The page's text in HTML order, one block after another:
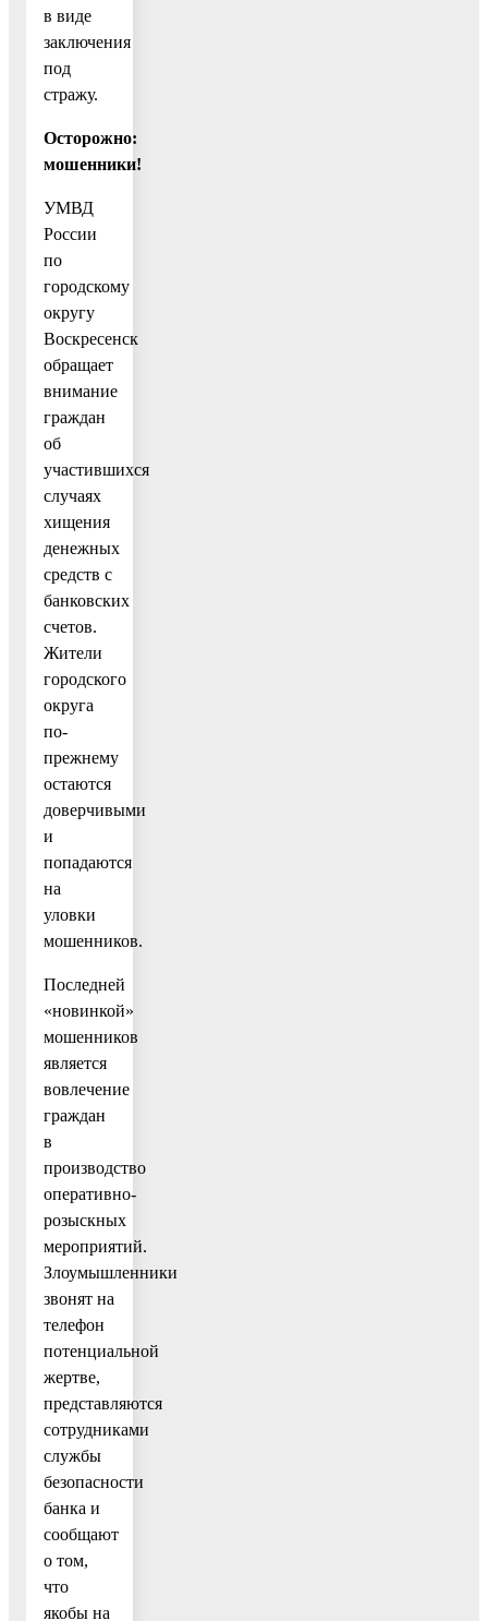
в виде
заключения
под
стражу.
Осторожно:
мошенники!
УМВД
России
по
городскому
округу
Воскресенск
обращает
внимание
граждан
об
участившихся
случаях
хищения
денежных
средств с
банковских
счетов.
Жители
городского
округа
по-
прежнему
остаются
доверчивыми
и
попадаются
на
уловки
мошенников.
Последней
«новинкой»
мошенников
является
вовлечение
граждан
в
производство
оперативно-
розыскных
мероприятий.
Злоумышленники
звонят на
телефон
потенциальной
жертве,
представляются
сотрудниками
службы
безопасности
банка и
сообщают
о том,
что
якобы на